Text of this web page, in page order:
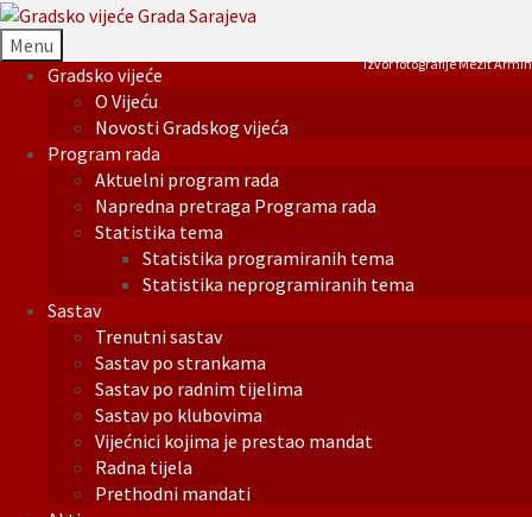
Menu
Gradsko vijeće
O Vijeću
Novosti Gradskog vijeća
Program rada
Aktuelni program rada
Napredna pretraga Programa rada
Statistika tema
Statistika programiranih tema
Statistika neprogramiranih tema
Sastav
Trenutni sastav
Sastav po strankama
Sastav po radnim tijelima
Sastav po klubovima
Vijećnici kojima je prestao mandat
Radna tijela
Prethodni mandati
Izvor fotografije Mezit Armin